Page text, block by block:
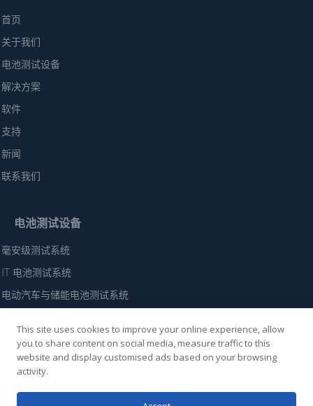
首页
关于我们
电池测试设备
解决方案
软件
支持
新闻
联系我们
电池测试设备
毫安级测试系统
IT 电池测试系统
电动汽车与储能电池测试系统
电池模块（60 伏-300 伏）测试系统
电池组（500伏-1250伏）测试系统
This site uses cookies to improve your online experience, allow
you to share content on social media, measure traffic to this
website and display customised ads based on your browsing
activity.